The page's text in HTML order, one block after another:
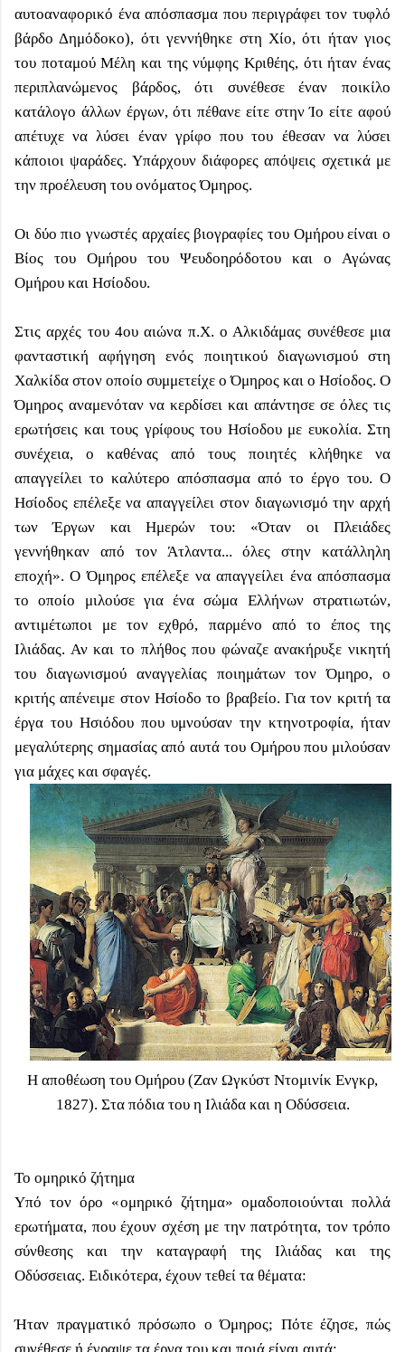
αυτοαναφορικό ένα απόσπασμα που περιγράφει τον τυφλό
βάρδο Δημόδοκο), ότι γεννήθηκε στη Χίο, ότι ήταν γιος
του ποταμού Μέλη και της νύμφης Κριθέης, ότι ήταν ένας
περιπλανώμενος βάρδος, ότι συνέθεσε έναν ποικίλο
κατάλογο άλλων έργων, ότι πέθανε είτε στην Ίο είτε αφού
απέτυχε να λύσει έναν γρίφο που του έθεσαν να λύσει
κάποιοι ψαράδες. Υπάρχουν διάφορες απόψεις σχετικά με
την προέλευση του ονόματος Όμηρος.
Οι δύο πιο γνωστές αρχαίες βιογραφίες του Ομήρου είναι ο
Βίος του Ομήρου του Ψευδοηρόδοτου και ο Αγώνας
Ομήρου και Ησίοδου.
Στις αρχές του 4ου αιώνα π.Χ. ο Αλκιδάμας συνέθεσε μια
φανταστική αφήγηση ενός ποιητικού διαγωνισμού στη
Χαλκίδα στον οποίο συμμετείχε ο Όμηρος και ο Ησίοδος. Ο
Όμηρος αναμενόταν να κερδίσει και απάντησε σε όλες τις
ερωτήσεις και τους γρίφους του Ησίοδου με ευκολία. Στη
συνέχεια, ο καθένας από τους ποιητές κλήθηκε να
απαγγείλει το καλύτερο απόσπασμα από το έργο του. Ο
Ησίοδος επέλεξε να απαγγείλει στον διαγωνισμό την αρχή
των Έργων και Ημερών του: «Όταν οι Πλειάδες
γεννήθηκαν από τον Άτλαντα... όλες στην κατάλληλη
εποχή». Ο Όμηρος επέλεξε να απαγγείλει ένα απόσπασμα
το οποίο μιλούσε για ένα σώμα Ελλήνων στρατιωτών,
αντιμέτωποι με τον εχθρό, παρμένο από το έπος της
Ιλιάδας. Αν και το πλήθος που φώναζε ανακήρυξε νικητή
του διαγωνισμού αναγγελίας ποιημάτων τον Όμηρο, ο
κριτής απένειμε στον Ησίοδο το βραβείο. Για τον κριτή τα
έργα του Ησιόδου που υμνούσαν την κτηνοτροφία, ήταν
μεγαλύτερης σημασίας από αυτά του Ομήρου που μιλούσαν
για μάχες και σφαγές.
Η αποθέωση του Ομήρου (Ζαν Ωγκύστ Ντομινίκ Ενγκρ,
1827). Στα πόδια του η Ιλιάδα και η Οδύσσεια.
Το ομηρικό ζήτημα
Υπό τον όρο «ομηρικό ζήτημα» ομαδοποιούνται πολλά
ερωτήματα, που έχουν σχέση με την πατρότητα, τον τρόπο
σύνθεσης και την καταγραφή της Ιλιάδας και της
Οδύσσειας. Ειδικότερα, έχουν τεθεί τα θέματα:
Ήταν πραγματικό πρόσωπο ο Όμηρος; Πότε έζησε, πώς